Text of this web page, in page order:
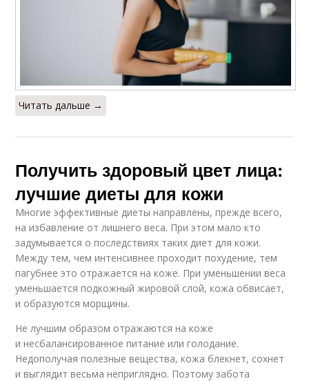
Читать дальше →
Получить здоровый цвет лица:
лучшие диеты для кожи
Многие эффективные диеты направлены, прежде всего,
на избавление от лишнего веса. При этом мало кто
задумывается о последствиях таких диет для кожи.
Между тем, чем интенсивнее проходит похудение, тем
пагубнее это отражается на коже. При уменьшении веса
уменьшается подкожный жировой слой, кожа обвисает,
и образуются морщины.
Не лучшим образом отражаются на коже
и несбалансированное питание или голодание.
Недополучая полезные вещества, кожа блекнет, сохнет
и выглядит весьма неприглядно. Поэтому забота